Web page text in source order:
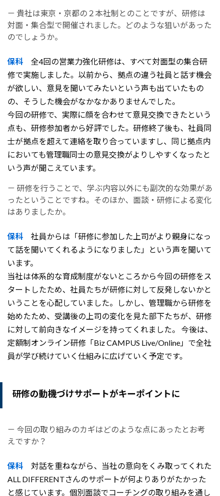
－ 貴社は東京・京都の２本社制とのことですが、研修は
対面・集合型で開催されました。どのような狙いがあった
のでしょうか。
保科 全4回の営業力強化研修は、すべて対面型の集合研
修で実施しました。以前から、拠点の違う社員と話す機会
が欲しい、意見を聞いてみたいという声も出ていたもの
の、そうした機会がなかなかありませんでした。
今回の研修で、実際に顔を合わせて意見交換できたという
点も、研修参加者から好評でした。研修終了後も、社員同
士が拠点を超えて連絡を取り合っていますし、同じ拠点内
においても管理職同士の意見交換がよりしやすくなったと
いう声が聞こえています。
－ 研修を行うことで、学ぶ内容以外にも副次的な効果があ
ったということですね。そのほか、面談・研修による変化
はありましたか。
保科 社員からは「研修に参加した上司がより親身になっ
て話を聞いてくれるようになりました」という声を聞いて
います。
当社は体系的な育成制度がないところから今回の研修をス
タートしたため、社員たちが研修に対して反発しないかと
いうことを心配していました。しかし、管理職から研修を
始めたため、受講後の上司の変化を見た部下たちが、研修
に対して前向きなイメージを持ってくれました。 今後は、
定額制オンライン研修「Biz CAMPUS Live/Online」で全社
員が学び続けていく仕組みに広げていく予定です。
研修の動機づけサポートがキーポイントに
－ 今回の取り組みのカギはどのような点にあったとお考
えですか？
保科 対話を重ねながら、当社の意向をくみ取ってくれた
ALL DIFFERENTさんのサポートが何よりありがたかった
と感じています。個別面談でコーチングの取り組みを通し